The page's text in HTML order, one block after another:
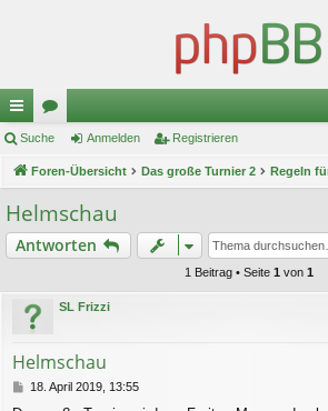
ch
ne
llz
ug
or
en
Suche Anmelden Registrieren
Foren-Übersicht Das große Turnier 2 Regeln
Helmschau
Antworten
1 Beitrag • Seite 1 von 1
SL Frizzi
Helmschau
B18. April 2019, 13:55